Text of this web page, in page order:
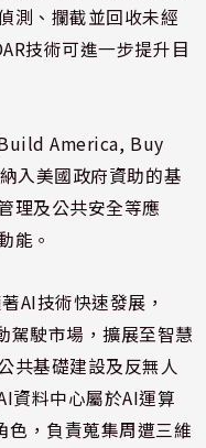
測、攔截並回收未經
技術可進一步提升目
America, Buy
入美國政府資助的基
理及公共安全等應
能。
AI技術快速發展，
駕駛市場，擴展至智慧
共基礎建設及反無人
資料中心屬於AI運算
色，負責蒐集周遭三維